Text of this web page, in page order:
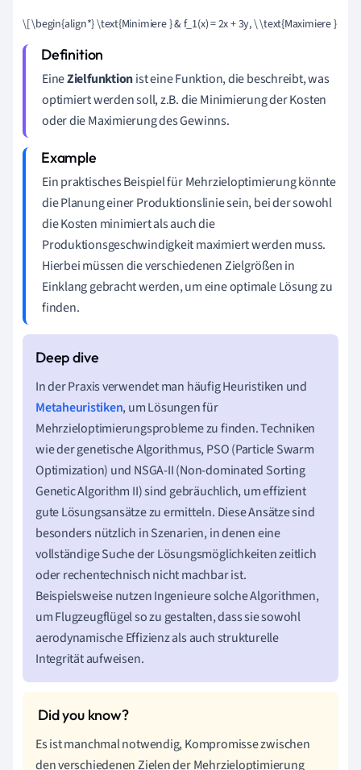
\[ \begin{align*} \text{Minimiere } & f_1(x) = 2x + 3y, \ \text{Maximiere } &
EineZielfunktionist eine Funktion, die beschreibt, was
optimiert werden soll, z.B. die Minimierung der Kosten
oder die Maximierung des Gewinns.
Ein praktisches Beispiel für Mehrzieloptimierung könnte
die Planung einer Produktionslinie sein, bei der sowohl
die Kosten minimiert als auch die
Produktionsgeschwindigkeit maximiert werden muss.
Hierbei müssen die verschiedenen Zielgrößen in
Einklang gebracht werden, um eine optimale Lösung zu
finden.
In der Praxis verwendet man häufig Heuristiken und
Metaheuristiken, um Lösungen für
Mehrzieloptimierungsprobleme zu finden. Techniken
wie der genetische Algorithmus, PSO (Particle Swarm
Optimization) und NSGA-II (Non-dominated Sorting
Genetic Algorithm II) sind gebräuchlich, um effizient
gute Lösungsansätze zu ermitteln. Diese Ansätze sind
besonders nützlich in Szenarien, in denen eine
vollständige Suche der Lösungsmöglichkeiten zeitlich
oder rechentechnisch nicht machbar ist.
Beispielsweise nutzen Ingenieure solche Algorithmen,
um Flugzeugflügel so zu gestalten, dass sie sowohl
aerodynamische Effizienz als auch strukturelle
Integrität aufweisen.
Es ist manchmal notwendig, Kompromisse zwischen
den verschiedenen Zielen der Mehrzieloptimierung